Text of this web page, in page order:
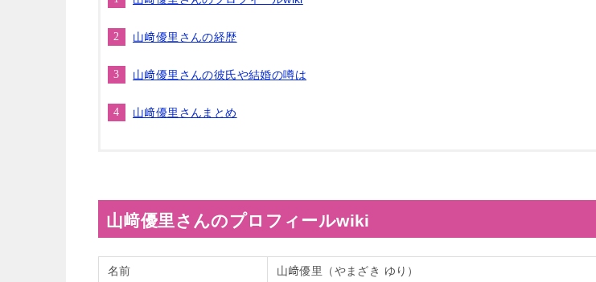
山﨑優里さんの経歴
山﨑優里さんの彼氏や結婚の噂は
山﨑優里さんまとめ
山﨑優里さんのプロフィールwiki
名前 山﨑優里（やまざき ゆり）